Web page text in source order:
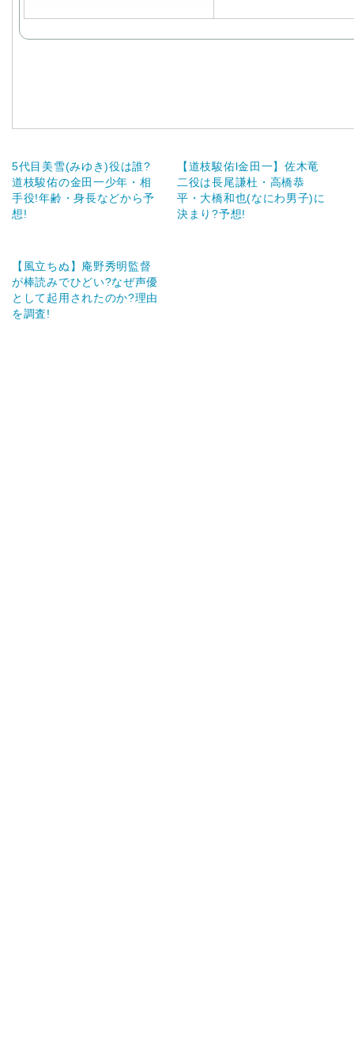
5代目美雪(みゆき)役は誰?
道枝駿佑の金田一少年・相
手役!年齢・身長などから予
想!
【道枝駿佑l金田一】佐木竜
二役は長尾謙杜・高橋恭
平・大橋和也(なにわ男子)に
決まり?予想!
【風立ちぬ】庵野秀明監督
が棒読みでひどい?なぜ声優
として起用されたのか?理由
を調査!